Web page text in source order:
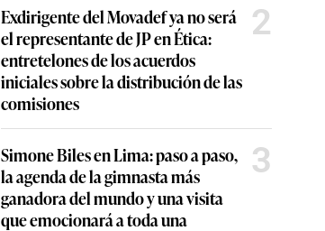
Exdirigente del Movadef ya no será
el representante de JP en Ética:
entretelones de los acuerdos
iniciales sobre la distribución de las
comisiones
2
Simone Biles en Lima: paso a paso,
la agenda de la gimnasta más
ganadora del mundo y una visita
que emocionará a toda una
3